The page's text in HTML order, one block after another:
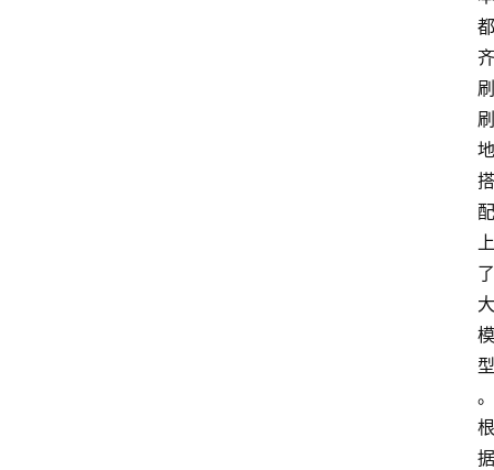
都
齐
刷
刷
地
搭
配
上
了
大
模
型
。
根
据